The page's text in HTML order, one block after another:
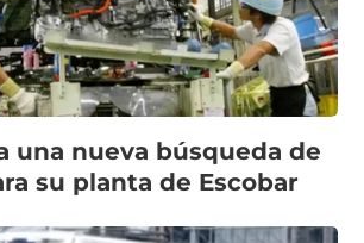
una nueva búsqueda de
su planta de Escobar